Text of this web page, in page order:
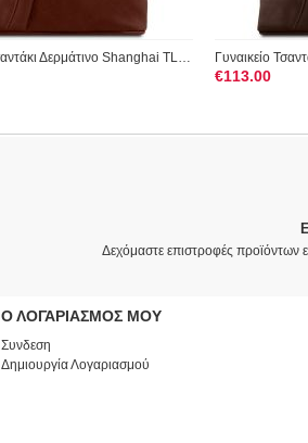
Γυναικείο Τσαντάκι Δερμάτινο Shanghai TL140963 Καφέ Tuscany L...
€113.00
Δεχόμαστε επιστροφές
Ο ΛΟΓΑΡΙΑΣΜΟΣ ΜΟΥ
Συνδεση
Δημιουργία Λογαριασμού